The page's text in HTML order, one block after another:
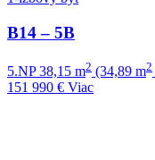
B14 – 5B
5.NP 38,15 m2 (34,89 m2
151 990 € Viac